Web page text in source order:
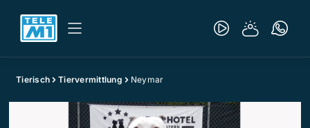
Tierisch Tiervermittlung Neymar